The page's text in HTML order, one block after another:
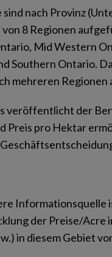
sind nach Provinz
von 8 Regionen
Mid Western
Southern Ontario.
mehreren
veröffentlicht der
Preis pro Hektar
Informationsquelle
der Preise/Acre
in diesem Gebiet